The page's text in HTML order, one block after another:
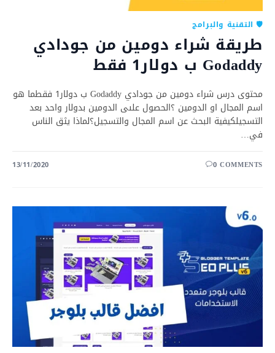
🛡️ التقنية والبرامج
طريقة شراء دومين من جودادي
Godaddy ب دولار1 فقط
محتوى درس شراء دومين من جودادي Godaddy ب دولار1 فقطما هو
اسم المجال او الدومين ؟الحصول علىى الدومين بدولار واحد بعد
التسجيلكيفية البحث عن اسم المجال والتسجيل؟لماذا يثق الناس
في…
0 COMMENTS
13/11/2020